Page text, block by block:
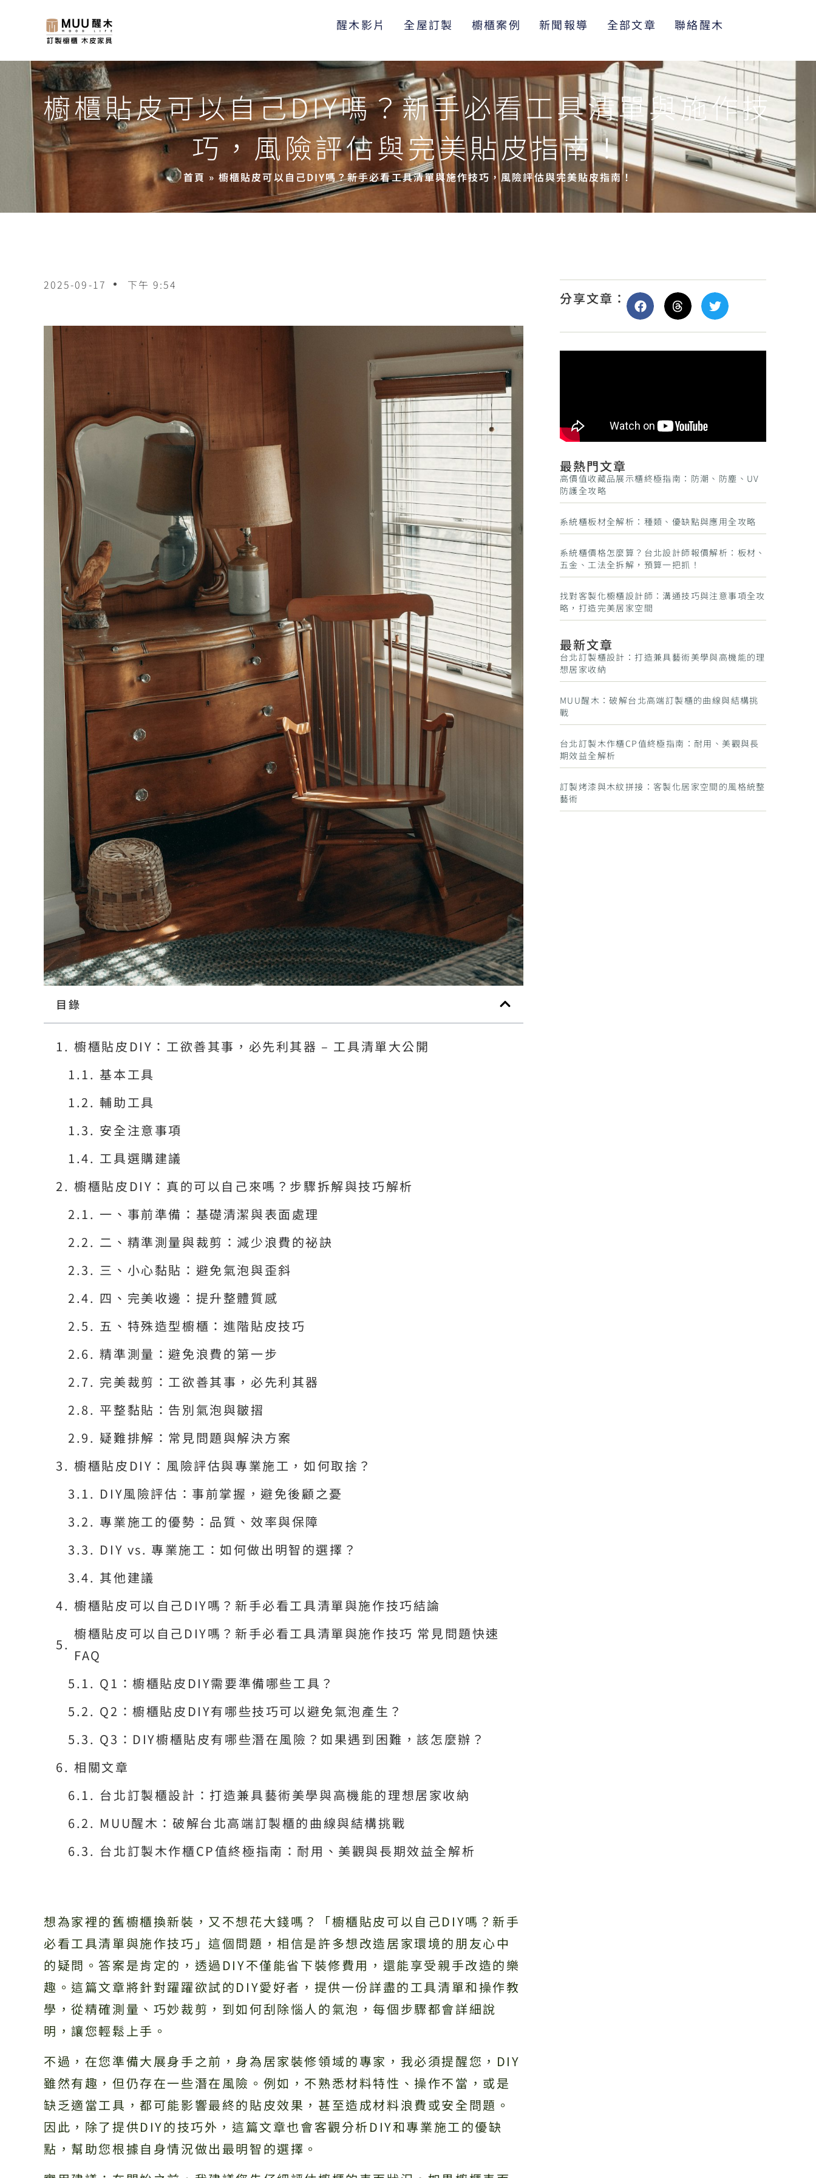
醒木影片 全屋訂製 櫥櫃案例 新聞報導 全部文章 聯絡醒木
櫥櫃貼皮可以自己DIY嗎？新手必看工具清單與施作技
巧，風險評估與完美貼皮指南！
首頁 »櫥櫃貼皮可以自己DIY嗎？新手必看工具清單與施作技巧，風險評估與完美貼皮指南！
2025-09-17 下午 9:54
目錄
櫥櫃貼皮DIY：工欲善其事，必先利其器 – 工具清單大公開
基本工具
輔助工具
安全注意事項
工具選購建議
櫥櫃貼皮DIY：真的可以自己來嗎？步驟拆解與技巧解析
一、事前準備：基礎清潔與表面處理
二、精準測量與裁剪：減少浪費的祕訣
三、小心黏貼：避免氣泡與歪斜
四、完美收邊：提升整體質感
五、特殊造型櫥櫃：進階貼皮技巧
精準測量：避免浪費的第一步
完美裁剪：工欲善其事，必先利其器
平整黏貼：告別氣泡與皺摺
疑難排解：常見問題與解決方案
櫥櫃貼皮DIY：風險評估與專業施工，如何取捨？
DIY風險評估：事前掌握，避免後顧之憂
專業施工的優勢：品質、效率與保障
DIY vs. 專業施工：如何做出明智的選擇？
其他建議
櫥櫃貼皮可以自己DIY嗎？新手必看工具清單與施作技巧結論
櫥櫃貼皮可以自己DIY嗎？新手必看工具清單與施作技巧 常見問題快速
FAQ
Q1：櫥櫃貼皮DIY需要準備哪些工具？
Q2：櫥櫃貼皮DIY有哪些技巧可以避免氣泡產生？
Q3：DIY櫥櫃貼皮有哪些潛在風險？如果遇到困難，該怎麼辦？
相關文章
台北訂製櫃設計：打造兼具藝術美學與高機能的理想居家收納
MUU醒木：破解台北高端訂製櫃的曲線與結構挑戰
台北訂製木作櫃CP值終極指南：耐用、美觀與長期效益全解析
想為家裡的舊櫥櫃換新裝，又不想花大錢嗎？「櫥櫃貼皮可以自己DIY嗎？新手
必看工具清單與施作技巧」這個問題，相信是許多想改造居家環境的朋友心中
的疑問。答案是肯定的，透過DIY不僅能省下裝修費用，還能享受親手改造的樂
趣。這篇文章將針對躍躍欲試的DIY愛好者，提供一份詳盡的工具清單和操作教
學，從精確測量、巧妙裁剪，到如何刮除惱人的氣泡，每個步驟都會詳細說
明，讓您輕鬆上手。
不過，在您準備大展身手之前，身為居家裝修領域的專家，我必須提醒您，DIY
雖然有趣，但仍存在一些潛在風險。例如，不熟悉材料特性、操作不當，或是
缺乏適當工具，都可能影響最終的貼皮效果，甚至造成材料浪費或安全問題。
因此，除了提供DIY的技巧外，這篇文章也會客觀分析DIY和專業施工的優缺
點，幫助您根據自身情況做出最明智的選擇。
分享文章：
最熱門文章
高價值收藏品展示櫃終極指南：防潮、防塵、UV
防護全攻略
系統櫃板材全解析：種類、優缺點與應用全攻略
系統櫃價格怎麼算？台北設計師報價解析：板材、
五金、工法全拆解，預算一把抓！
找對客製化櫥櫃設計師：溝通技巧與注意事項全攻
略，打造完美居家空間
最新文章
台北訂製櫃設計：打造兼具藝術美學與高機能的理
想居家收納
MUU醒木：破解台北高端訂製櫃的曲線與結構挑
戰
台北訂製木作櫃CP值終極指南：耐用、美觀與長
期效益全解析
訂製烤漆與木紋拼接：客製化居家空間的風格統整
藝術